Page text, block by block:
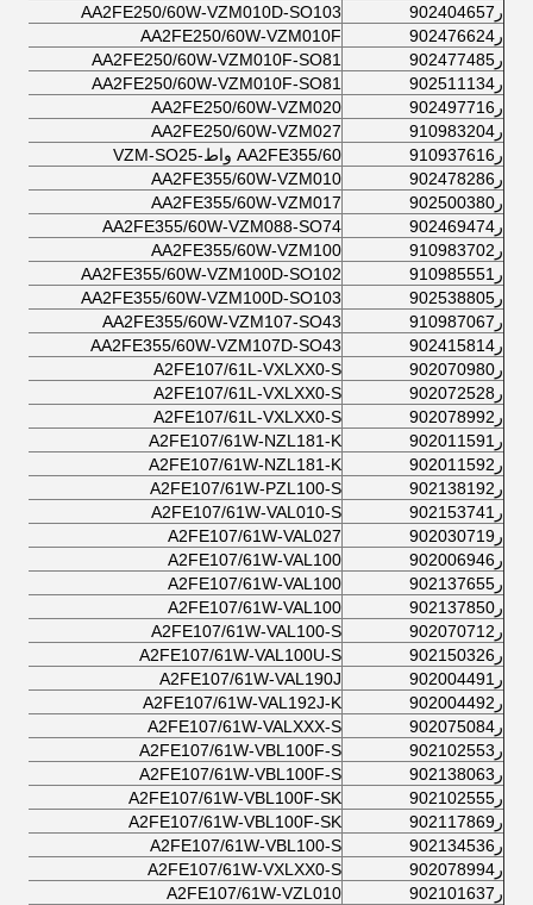
ر902404657
AA2FE250/60W-VZM010D-SO103
ر902476624
AA2FE250/60W-VZM010F
ر902477485
AA2FE250/60W-VZM010F-SO81
ر902511134
AA2FE250/60W-VZM010F-SO81
ر902497716
AA2FE250/60W-VZM020
ر910983204
AA2FE250/60W-VZM027
ر910937616
AA2FE355/60 واط-VZM-SO25
ر902478286
AA2FE355/60W-VZM010
ر902500380
AA2FE355/60W-VZM017
ر902469474
AA2FE355/60W-VZM088-SO74
ر910983702
AA2FE355/60W-VZM100
ر910985551
AA2FE355/60W-VZM100D-SO102
ر902538805
AA2FE355/60W-VZM100D-SO103
ر910987067
AA2FE355/60W-VZM107-SO43
ر902415814
AA2FE355/60W-VZM107D-SO43
ر902070980
A2FE107/61L-VXLXX0-S
ر902072528
A2FE107/61L-VXLXX0-S
ر902078992
A2FE107/61L-VXLXX0-S
ر902011591
A2FE107/61W-NZL181-K
ر902011592
A2FE107/61W-NZL181-K
ر902138192
A2FE107/61W-PZL100-S
ر902153741
A2FE107/61W-VAL010-S
ر902030719
A2FE107/61W-VAL027
ر902006946
A2FE107/61W-VAL100
ر902137655
A2FE107/61W-VAL100
ر902137850
A2FE107/61W-VAL100
ر902070712
A2FE107/61W-VAL100-S
ر902150326
A2FE107/61W-VAL100U-S
ر902004491
A2FE107/61W-VAL190J
ر902004492
A2FE107/61W-VAL192J-K
ر902075084
A2FE107/61W-VALXXX-S
ر902102553
A2FE107/61W-VBL100F-S
ر902138063
A2FE107/61W-VBL100F-S
ر902102555
A2FE107/61W-VBL100F-SK
ر902117869
A2FE107/61W-VBL100F-SK
ر902134536
A2FE107/61W-VBL100-S
ر902078994
A2FE107/61W-VXLXX0-S
ر902101637
A2FE107/61W-VZL010